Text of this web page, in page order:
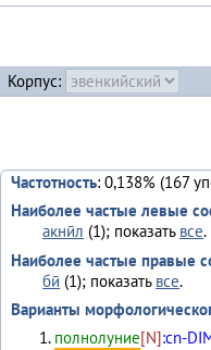
Корпус:
Частотность: 0,138% (167
Наиболее частые левые
акнӣл (1); показать все.
Наиболее частые правые
бӣ (1); показать все.
Варианты
полнолуние[N]:cn-